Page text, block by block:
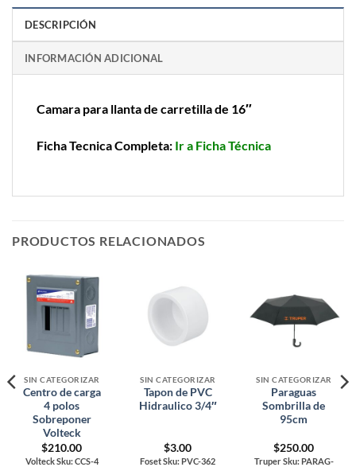
DESCRIPCIÓN
INFORMACIÓN ADICIONAL
Camara para llanta de carretilla de 16″
Ficha Tecnica Completa: Ir a Ficha Técnica
PRODUCTOS RELACIONADOS
SIN CATEGORIZAR
Centro de carga
4 polos
Sobreponer
Volteck
$210.00
Volteck Sku: CCS-4
SIN CATEGORIZAR
Tapon de PVC
Hidraulico 3/4″
$3.00
Foset Sku: PVC-362
SIN CATEGORIZAR
Paraguas
Sombrilla de
95cm
$250.00
Truper Sku: PARAG-